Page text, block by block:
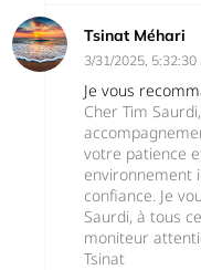
Tsinat Méhari
3/31/2025, 5:32:30
Je vous
Cher Tim
votre patience
environnement
confiance. Je
Saurdi, à tous
moniteur
Tsinat